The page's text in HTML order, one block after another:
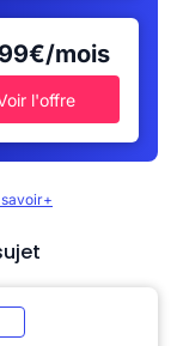
mois
l'offre